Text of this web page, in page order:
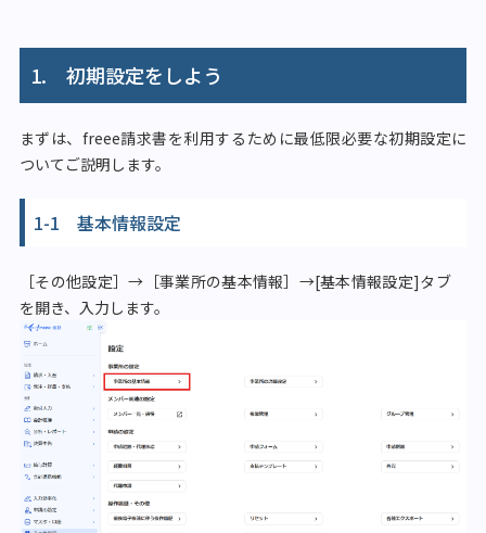
1. 初期設定をしよう
まずは、freee請求書を利用するために最低限必要な初期設定に
ついてご説明します。
1-1 基本情報設定
［その他設定］→［事業所の基本情報］→[基本情報設定]タブ
を開き、入力します。